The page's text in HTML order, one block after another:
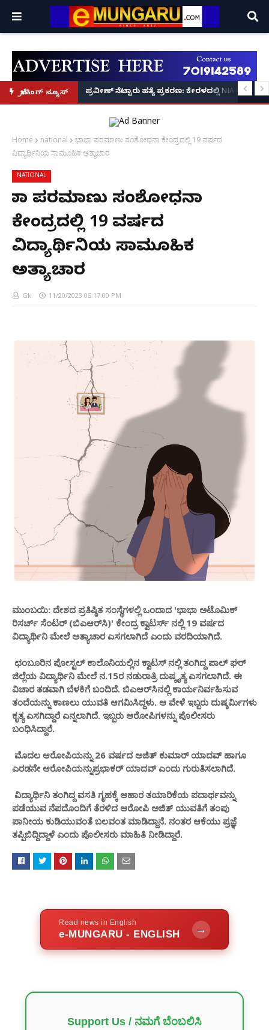
ಬ್ರೇಕಿಂಗ್ ನ್ಯೂಸ್
ಆದೇಶ!
₹1 ಕೋಟಿ ಸಾಲ ತೀರಿಸಲು 'ಸಿ-ಗ್ರೇಡ್' ಸಿನಿಮಾಗಳಲ್ಲಿ ನಟಿಸಿದ್ದೆ: ನಟಿ ಸುಸ್ಮಿತಾ
ಪ್ರವೀಣ್ ನೆಟ್ಟಾರು ಹತ್ಯೆ ಪ್ರಕರಣ: ಕೇರಳದಲ್ಲಿ NIA
Home national
ಭಾಭಾ ಪರಮಾಣು ಸಂಶೋಧನಾ ಕೇಂದ್ರದಲ್ಲಿ 19 ವರ್ಷದ
ವಿದ್ಯಾರ್ಥಿನಿಯ ಸಾಮೂಹಿಕ ಅತ್ಯಾಚಾರ
NATIONAL
ಭಾಭಾ ಪರಮಾಣು ಸಂಶೋಧನಾ
ಕೇಂದ್ರದಲ್ಲಿ 19 ವರ್ಷದ
ವಿದ್ಯಾರ್ಥಿನಿಯ ಸಾಮೂಹಿಕ
ಅತ್ಯಾಚಾರ
Gk 11/20/2023 05:17:00 PM
ಮುಂಬಯಿ: ದೇಶದ ಪ್ರತಿಷ್ಠಿತ ಸಂಸ್ಥೆಗಳಲ್ಲಿ ಒಂದಾದ 'ಭಾಭಾ ಅಟೊಮಿಕ್
ರಿಸರ್ಚ್ ಸೆಂಟ‌ರ್ (ಬಿಎಆರ್‌ಸಿ)' ಕೇಂದ್ರ ಕ್ವಾಟರ್ಸ್ ನಲ್ಲಿ 19 ವರ್ಷದ
ವಿದ್ಯಾರ್ಥಿನಿ ಮೇಲೆ ಅತ್ಯಾಚಾರ ಎಸಗಲಾಗಿದೆ ಎಂದು ವರದಿಯಾಗಿದೆ.
ಛಂಬೂರಿನ ಪೋಸ್ಟಲ್ ಕಾಲೊನಿಯಲ್ಲಿನ ಕ್ವಾಟಸ್‌ ನಲ್ಲಿ ತಂಗಿದ್ದ ಪಾಲ್ ಘರ್
ಜಿಲ್ಲೆಯ ವಿದ್ಯಾರ್ಥಿನಿ ಮೇಲೆ ನ.15ರ ನಡುರಾತ್ರಿ ದುಷ್ಕೃತ್ಯ ಎಸಗಲಾಗಿದೆ. ಈ
ವಿಚಾರ ತಡವಾಗಿ ಬೆಳಕಿಗೆ ಬಂದಿದೆ. ಬಿಎಆರ್‌ಸಿನಲ್ಲಿ ಕಾರ್ಯನಿರ್ವಹಿಸುವ
ತಂದೆಯನ್ನು ಕಾಣಲು ಯುವತಿ ಆಗಮಿಸಿದ್ದಳು. ಆ ವೇಳೆ ಇಬ್ಬರು ದುಷ್ಕರ್ಮಿಗಳು
ಕೃತ್ಯ ಎಸಗಿದ್ದಾರೆ ಎನ್ನಲಾಗಿದೆ. ಇಬ್ಬರು ಆರೋಪಿಗಳನ್ನು ಪೊಲೀಸರು
ಬಂಧಿಸಿದ್ದಾರೆ.
ಮೊದಲ ಆರೋಪಿಯನ್ನು 26 ವರ್ಷದ ಅಜಿತ್ ಕುಮಾರ್ ಯಾದವ್ ಹಾಗೂ
ಎರಡನೇ ಆರೋಪಿಯನ್ನುಪ್ರಭಾಕರ್ ಯಾದವ್ ಎಂದು ಗುರುತಿಸಲಾಗಿದೆ.
ವಿದ್ಯಾರ್ಥಿನಿ ತಂಗಿದ್ದ ವಸತಿ ಗೃಹಕ್ಕೆ ಆಹಾರ ತಯಾರಿಕೆಯ ಪದಾರ್ಥವನ್ನು
ಪಡೆಯುವ ನೆಪದೊಂದಿಗೆ ತೆರಳಿದ ಆರೋಪಿ ಅಜಿತ್ ಯುವತಿಗೆ ತಂಪು
ಪಾನೀಯ ಕುಡಿಯುವಂತೆ ಬಲವಂತ ಮಾಡಿದ್ದಾನೆ. ನಂತರ ಆಕೆಯು ಪ್ರಜ್ಞೆ
ತಪ್ಪಿಬಿದ್ದಿದ್ದಾಳೆ ಎಂದು ಪೊಲೀಸರು ಮಾಹಿತಿ ನೀಡಿದ್ದಾರೆ.
Read news in English
e-MUNGARU - ENGLISH →
Support Us / ನಮಗೆ ಬೆಂಬಲಿಸಿ